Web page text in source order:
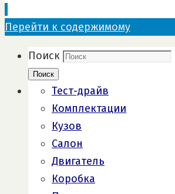
Перейти к содержимому
Поиск
Поиск
Тест-драйв
Комплектации
Кузов
Салон
Двигатель
Коробка